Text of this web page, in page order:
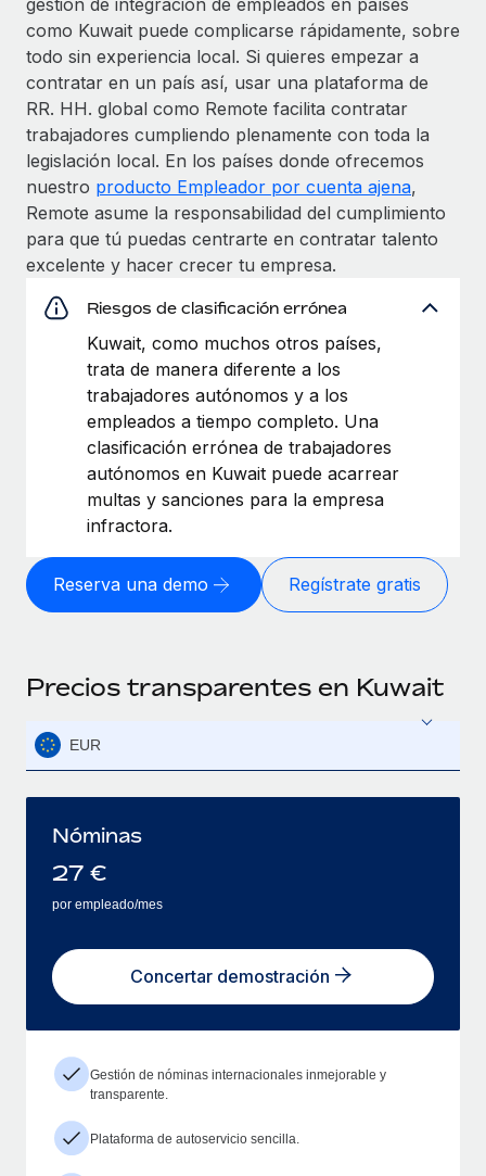
como Kuwait puede complicarse rápidamente, sobre
todo sin experiencia local. Si quieres empezar a
contratar en un país así, usar una plataforma de
RR. HH. global como Remote facilita contratar
trabajadores cumpliendo plenamente con toda la
legislación local. En los países donde ofrecemos
nuestro producto Empleador por cuenta ajena,
Remote asume la responsabilidad del cumplimiento
para que tú puedas centrarte en contratar talento
excelente y hacer crecer tu empresa.
Riesgos de clasificación errónea
Kuwait, como muchos otros países,
trata de manera diferente a los
trabajadores autónomos y a los
empleados a tiempo completo. Una
clasificación errónea de trabajadores
autónomos en Kuwait puede acarrear
multas y sanciones para la empresa
infractora.
Reserva una demo Regístrate gratis
Precios transparentes en Kuwait
EUR
Nóminas
27 €
por empleado/mes
Concertar demostración
Gestión de nóminas internacionales inmejorable y
transparente.
Plataforma de autoservicio sencilla.